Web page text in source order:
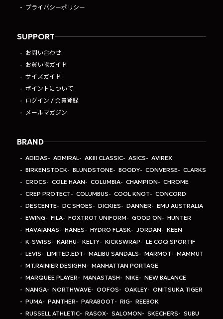
プライバシーポリシー
SUPPORT
お問い合わせ
お買い物ガイド
サイズガイド
ポイントについて
ログイン / 会員登録
メールマガジン
BRAND
ADIDAS ADMIRAL AKIII CLASSIC ASICS
AVIREX
BIRKENSTOCK
BLUNDSTONE BOODY CONVERSE
CLARKS
CROCS
COLE HAAN COLUMBIA CHAMPION
CHROME
CREP PROTECT
COLUMBUS COOL KNOT
CONCORD
DESCENTE
DC SHOES DICKIES DANNER
EMU AUSTRALIA
EWING
FILA FOXTROT UNIFORM GOOD ON
HUNTER
HAVAIANAS
HANES HYDRO FLASK JORDAN
KEEN
K-SWISS
KARHU KELTY KICKSWRAP
LE COQ SPORTIF
LEVIS
LIMITED.EDT MALIBU SANDALS MARMOT
MAMMUT
MT.RAINIER DESIGHN
MANHATTAN PORTAGE
MARQUEE PLAYER
MANASTASH NIKE
NEW BALANCE
NANGA
NORTHWAVE OOFOS OAKLEY
ONITSUKA TIGER
PUMA
PANTHER PARABOOT RIG
REEBOK
RUSSELL ATHLETIC
RASOX SALOMON SKECHERS SUBU